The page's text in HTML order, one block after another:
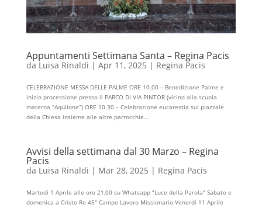
Appuntamenti Settimana Santa – Regina Pacis
da Luisa Rinaldi | Apr 11, 2025 | Regina Pacis
CELEBRAZIONE MESSA DELLE PALME ORE 10.00 – Benedizione Palme e
inizio processione presso il PARCO DI VIA PINTOR (vicino alla scuola
materna “Aquilone”) ORE 10.30 – Celebrazione eucarestia sul piazzale
della Chiesa insieme alle altre parrocchie...
Avvisi della settimana dal 30 Marzo – Regina
Pacis
da Luisa Rinaldi | Mar 28, 2025 | Regina Pacis
Martedì 1 Aprile alle ore 21,00 su Whatsapp “Luce della Parola” Sabato e
domenica a Cristo Re 45° Campo Lavoro Missionario Venerdì 11 Aprile